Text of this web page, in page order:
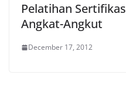
Pelatihan
Angkat-Angkut
December 17, 2012